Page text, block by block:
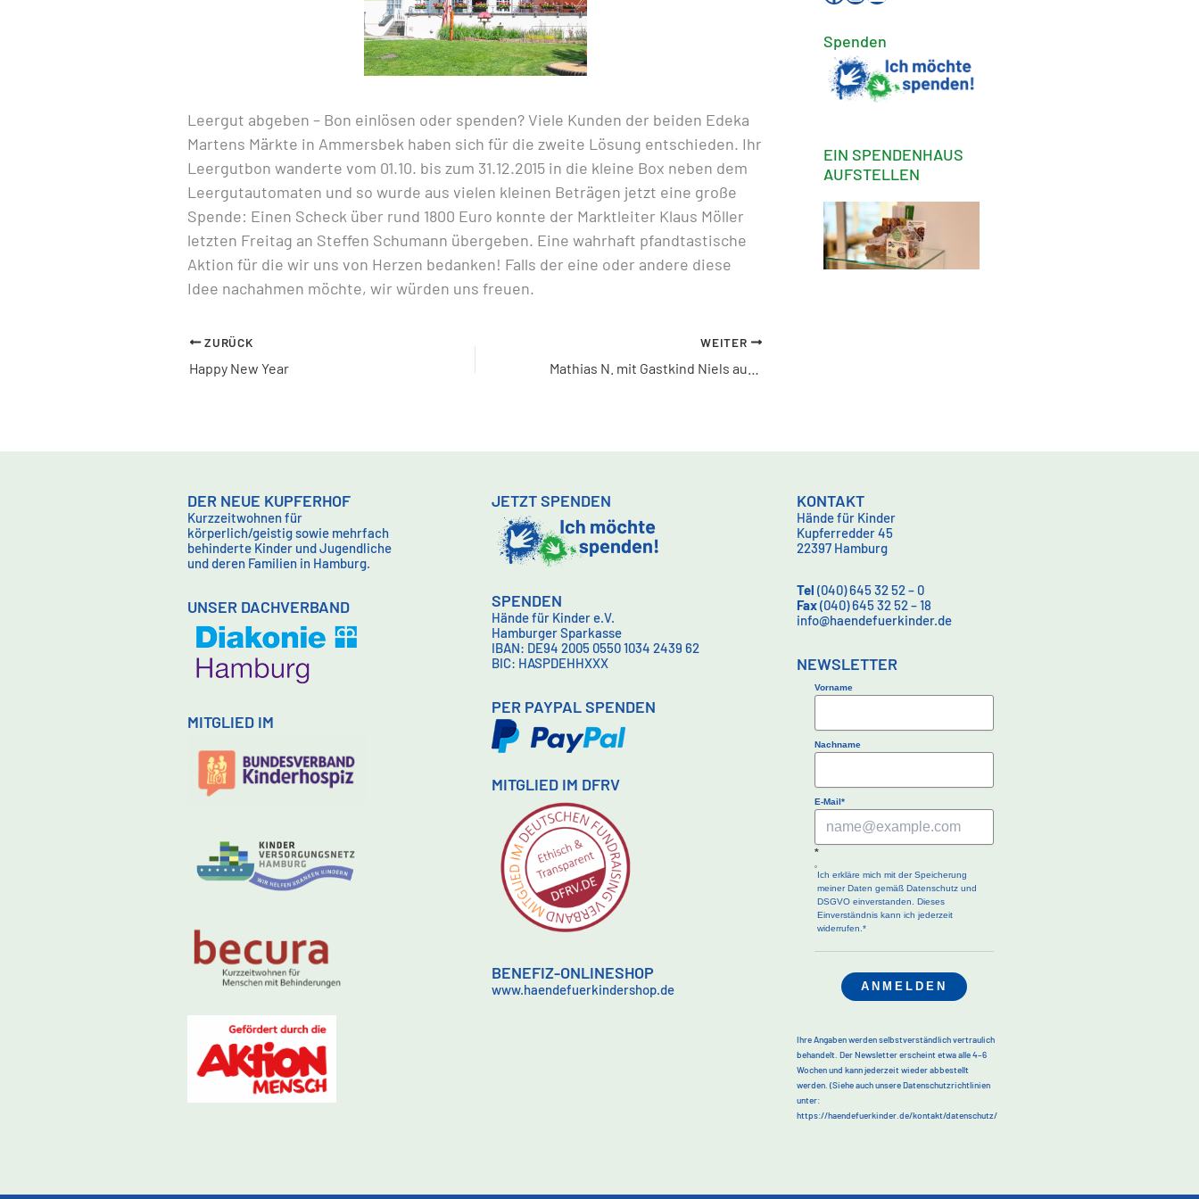
Leergut abgeben – Bon einlösen oder spenden? Viele Kunden der beiden Edeka
Martens Märkte in Ammersbek haben sich für die zweite Lösung entschieden. Ihr
Leergutbon wanderte vom 01.10. bis zum 31.12.2015 in die kleine Box neben dem
Leergutautomaten und so wurde aus vielen kleinen Beträgen jetzt eine große
Spende: Einen Scheck über rund 1800 Euro konnte der Marktleiter Klaus Möller
letzten Freitag an Steffen Schumann übergeben. Eine wahrhaft pfandtastische
Aktion für die wir uns von Herzen bedanken! Falls der eine oder andere diese
Idee nachahmen möchte, wir würden uns freuen.
ZURÜCK
Happy New Year
WEITER
Spenden
EIN SPENDENHAUS
AUFSTELLEN
DER NEUE KUPFERHOF
Kurzzeitwohnen für
körperlich/geistig sowie mehrfach
behinderte Kinder und Jugendliche
und deren Familien in Hamburg.
UNSER DACHVERBAND
MITGLIED IM
JETZT SPENDEN
SPENDEN
Hände für Kinder e.V.
Hamburger Sparkasse
IBAN: DE94 2005 0550 1034 2439 62
BIC: HASPDEHHXXX
PER PAYPAL SPENDEN
MITGLIED IM DFRV
BENEFIZ-ONLINESHOP
www.haendefuerkindershop.de
KONTAKT
Hände für Kinder
Kupferredder 45
22397 Hamburg
Tel (040) 645 32 52 – 0
Fax(040) 645 32 52 – 18
info@haendefuerkinder.de
NEWSLETTER
Vorname
Nachname
E-Mail*
*
Ich erkläre mich mit der Speicherung
meiner Daten gemäß Datenschutz und
DSGVO einverstanden. Dieses
Einverständnis kann ich jederzeit
widerrufen.*
ANMELDEN
Ihre Angaben werden selbstverständlich vertraulich
behandelt. Der Newsletter erscheint etwa alle 4–6
Wochen und kann jederzeit wieder abbestellt
werden. (Siehe auch unsere Datenschutzrichtlinien
unter:
https://haendefuerkinder.de/kontakt/datenschutz/